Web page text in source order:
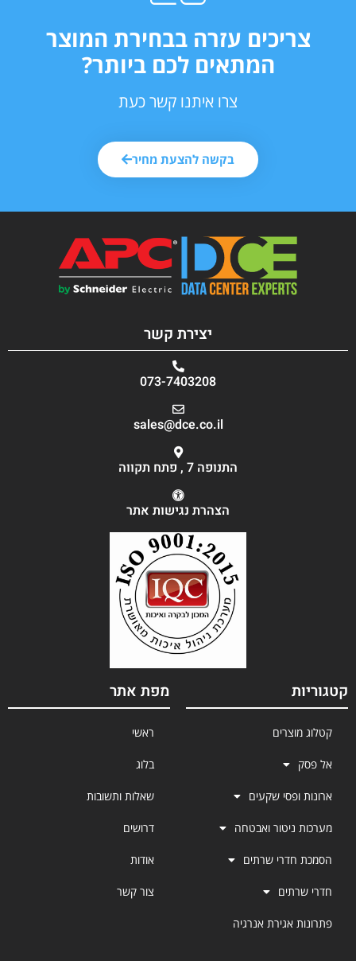
צריכים עזרה בבחירת המוצר
המתאים לכם ביותר?
צרו איתנו קשר כעת
בקשה להצעת מחיר
יצירת קשר
073-7403208
sales@dce.co.il
התנופה 7 , פתח תקווה
הצהרת נגישות אתר
קטגוריות
קטלוג מוצרים
אל פסק
ארונות ופסי שקעים
מערכות ניטור ואבטחה
הסמכת חדרי שרתים
חדרי שרתים
פתרונות אגירת אנרגיה
מפת אתר
ראשי
בלוג
שאלות ותשובות
דרושים
אודות
צור קשר